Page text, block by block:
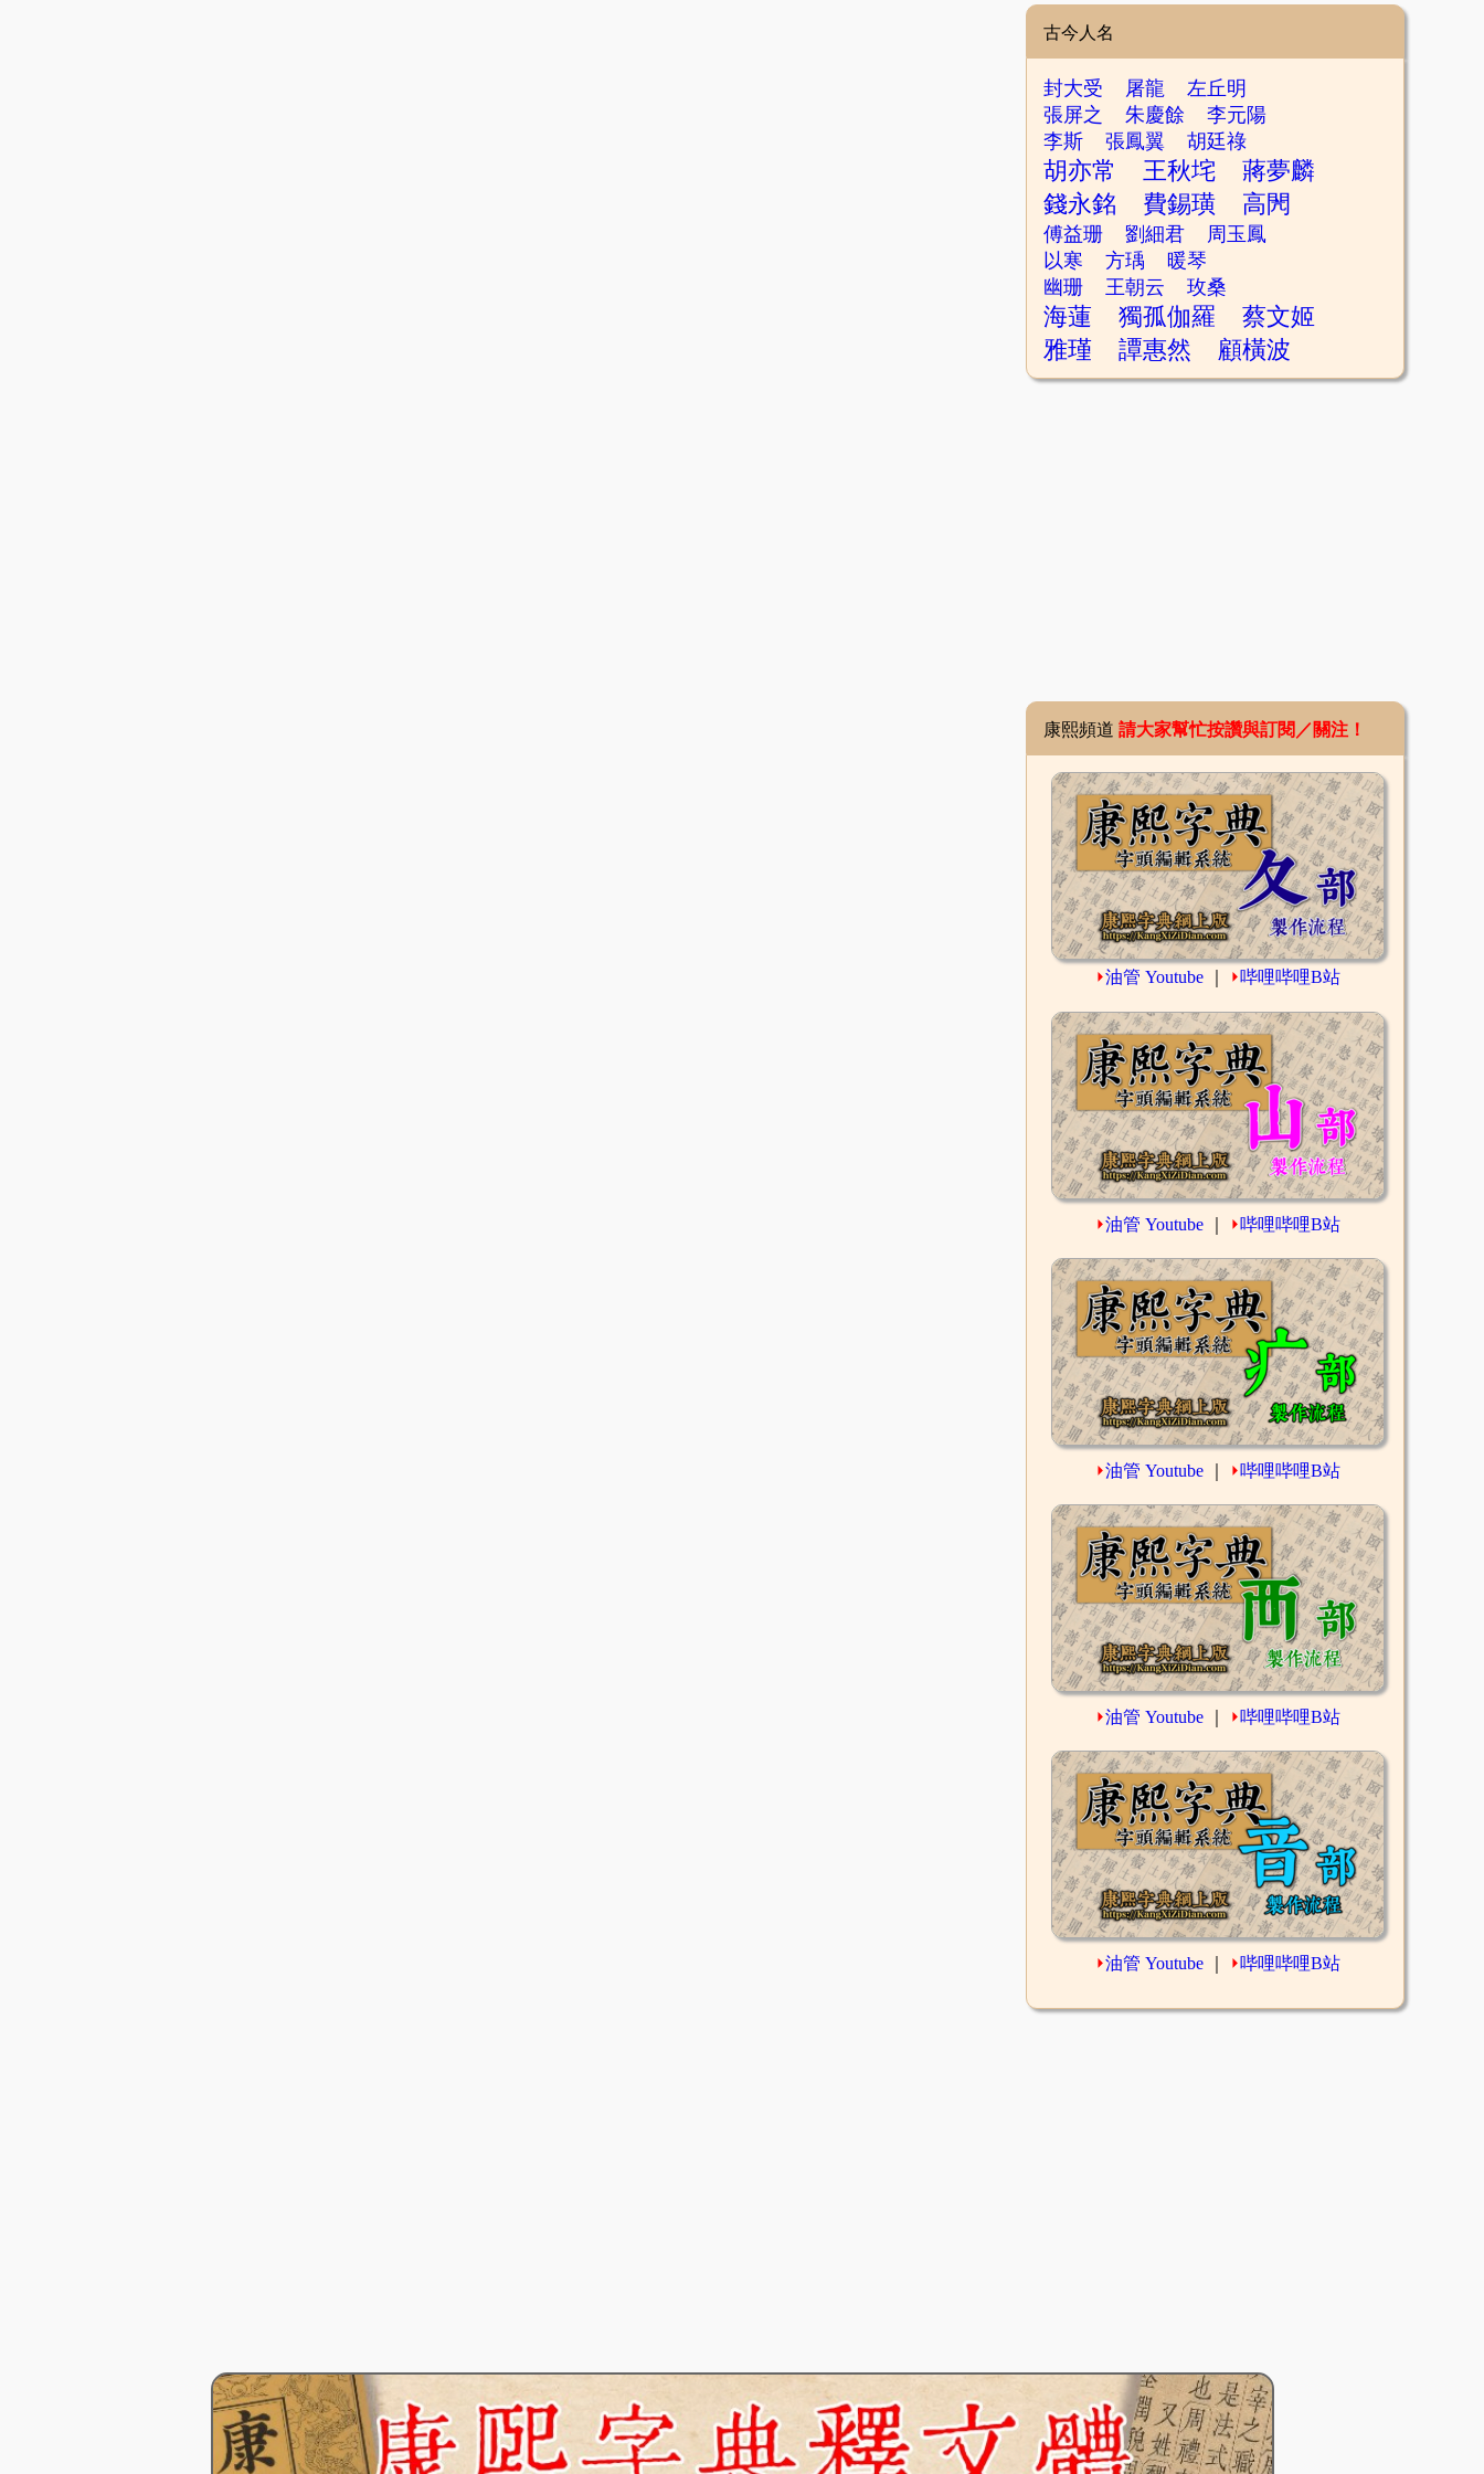
古今人名
封大受 屠龍
左丘明
張屏之
朱慶餘
李元陽
李斯
張鳳翼 胡廷祿
胡亦常 王秋垞
蔣夢麟
錢永銘
費錫璜 高閌
傅益珊 劉細君
周玉鳳
以寒
方瑀
暖琴
幽珊
王朝云 玫桑
海蓮 獨孤伽羅
蔡文姬
雅瑾
譚惠然 顧橫波
康熙頻道 請大家幫忙按讚與訂閱／關注！
⏵油管 Youtube ⏵哔哩哔哩B站
⏵油管 Youtube ⏵哔哩哔哩B站
⏵油管 Youtube ⏵哔哩哔哩B站
⏵油管 Youtube ⏵哔哩哔哩B站
⏵油管 Youtube ⏵哔哩哔哩B站